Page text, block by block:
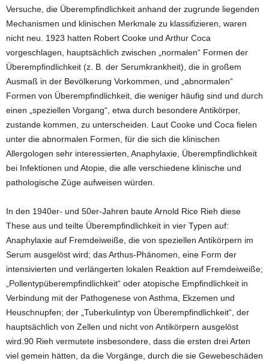
Versuche, die Überempfindlichkeit anhand der zugrunde liegenden
Mechanismen und klinischen Merkmale zu klassifizieren, waren
nicht neu. 1923 hatten Robert Cooke und Arthur Coca
vorgeschlagen, hauptsächlich zwischen „normalen“ Formen der
Überempfindlichkeit (z. B. der Serumkrankheit), die in großem
Ausmaß in der Bevölkerung Vorkommen, und „abnormalen“
Formen von Überempfindlichkeit, die weniger häufig sind und durch
einen „speziellen Vorgang“, etwa durch besondere Antikörper,
zustande kommen, zu unterscheiden. Laut Cooke und Coca fielen
unter die abnormalen Formen, für die sich die klinischen
Allergologen sehr interessierten, Anaphylaxie, Überempfindlichkeit
bei Infektionen und Atopie, die alle verschiedene klinische und
pathologische Züge aufweisen würden.
In den 1940er- und 50er-Jahren baute Arnold Rice Rieh diese
These aus und teilte Überempfindlichkeit in vier Typen auf:
Anaphylaxie auf Fremdeiweiße, die von speziellen Antikörpern im
Serum ausgelöst wird; das Arthus-Phänomen, eine Form der
intensivierten und verlängerten lokalen Reaktion auf Fremdeiweiße;
„Pollentypüberempfindlichkeit“ oder atopische Empfindlichkeit in
Verbindung mit der Pathogenese von Asthma, Ekzemen und
Heuschnupfen; der „Tuberkulintyp von Überempfindlichkeit“, der
hauptsächlich von Zellen und nicht von Antikörpern ausgelöst
wird.90 Rieh vermutete insbesondere, dass die ersten drei Arten
viel gemein hätten, da die Vorgänge, durch die sie Gewebeschäden